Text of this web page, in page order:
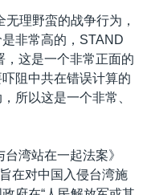
理野蛮的战争行为，
非常高的，STAND
，这是一个非常正面的
阻中共在错误计算的
所以这是一个非常、
湾站在一起法案》
在对中国入侵台湾施